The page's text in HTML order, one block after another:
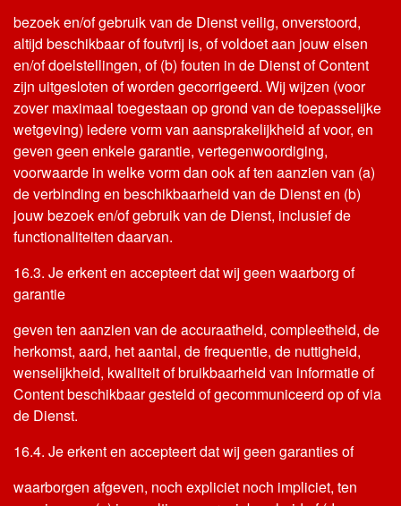
bezoek en/of gebruik van de Dienst veilig, onverstoord,
altijd beschikbaar of foutvrij is, of voldoet aan jouw eisen
en/of doelstellingen, of (b) fouten in de Dienst of Content
zijn uitgesloten of worden gecorrigeerd. Wij wijzen (voor
zover maximaal toegestaan op grond van de toepasselijke
wetgeving) iedere vorm van aansprakelijkheid af voor, en
geven geen enkele garantie, vertegenwoordiging,
voorwaarde in welke vorm dan ook af ten aanzien van (a)
de verbinding en beschikbaarheid van de Dienst en (b)
jouw bezoek en/of gebruik van de Dienst, inclusief de
functionaliteiten daarvan.
16.3. Je erkent en accepteert dat wij geen waarborg of
garantie
geven ten aanzien van de accuraatheid, compleetheid, de
herkomst, aard, het aantal, de frequentie, de nuttigheid,
wenselijkheid, kwaliteit of bruikbaarheid van informatie of
Content beschikbaar gesteld of gecommuniceerd op of via
de Dienst.
16.4. Je erkent en accepteert dat wij geen garanties of
waarborgen afgeven, noch expliciet noch impliciet, ten